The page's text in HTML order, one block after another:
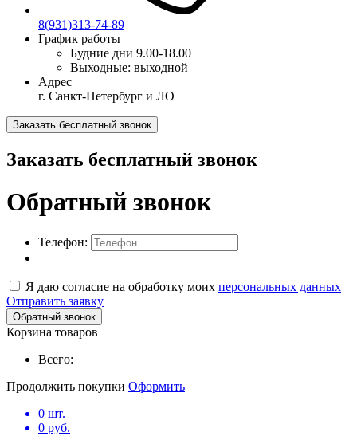
8(931)313-74-89
График работы
Будние дни 9.00-18.00
Выходные: выходной
Адрес
г. Санкт-Петербург и ЛО
Заказать бесплатный звонок
Заказать бесплатный звонок
Обратный звонок
Телефон:
Я даю согласие на обработку моих персональных данных
Отправить заявку
Обратный звонок
Корзина товаров
Всего:
Продолжить покупки Оформить
0 шт.
0 руб.